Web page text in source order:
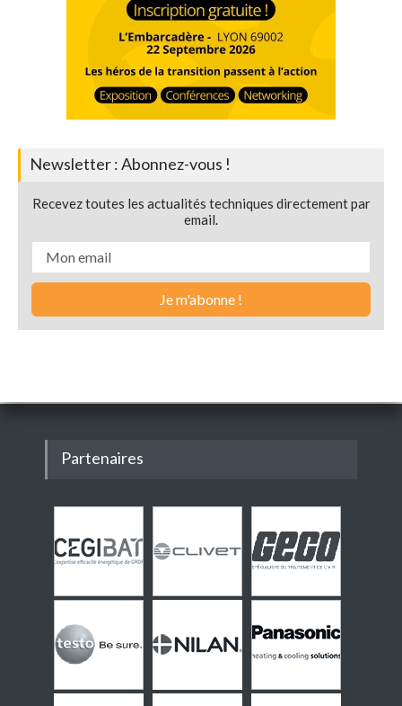
Newsletter : Abonnez-vous !
Recevez toutes les actualités techniques directement par
email.
Partenaires